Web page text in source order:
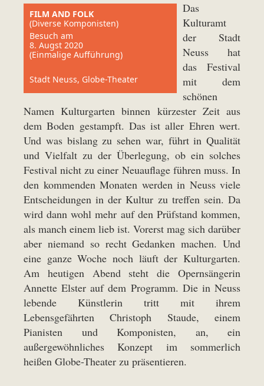
FILM AND FOLK
(Diverse Komponisten)
Besuch am
8. Augst 2020
(Einmalige Aufführung)
Stadt Neuss, Globe-Theater
Das
Kulturamt
der Stadt
Neuss hat
das Festival
mit dem
schönen
Namen Kulturgarten binnen kürzester Zeit aus
dem Boden gestampft. Das ist aller Ehren wert.
Und was bislang zu sehen war, führt in Qualität
und Vielfalt zu der Überlegung, ob ein solches
Festival nicht zu einer Neuauflage führen muss. In
den kommenden Monaten werden in Neuss viele
Entscheidungen in der Kultur zu treffen sein. Da
wird dann wohl mehr auf den Prüfstand kommen,
als manch einem lieb ist. Vorerst mag sich darüber
aber niemand so recht Gedanken machen. Und
eine ganze Woche noch läuft der Kulturgarten.
Am heutigen Abend steht die Opernsängerin
Annette Elster auf dem Programm. Die in Neuss
lebende Künstlerin tritt mit ihrem
Lebensgefährten Christoph Staude, einem
Pianisten und Komponisten, an, ein
außergewöhnliches Konzept im sommerlich
heißen Globe-Theater zu präsentieren.